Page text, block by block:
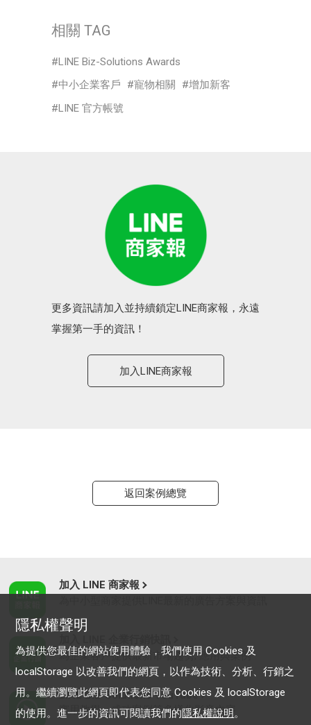
相關 TAG
LINE Biz-Solutions Awards
中小企業客戶
寵物相關
增加新客
LINE 官方帳號
更多資訊請加入並持續鎖定LINE商家報，永遠
掌握第一手的資訊！
加入LINE商家報
返回案例總覽
加入 LINE 商家報
為企業客戶提供最新市場趨勢, 應用與案例
LINE Biz-Solutions YouTube
實用教學、成功案例等多樣化影音內容
隱私權聲明
為提供您最佳的網站使用體驗，我們使用 Cookies 及
localStorage 以改善我們的網頁，以作為技術、分析、行銷之
用。繼續瀏覽此網頁即代表您同意 Cookies 及 localStorage
的使用。進一步的資訊可閱讀我們的隱私權說明。